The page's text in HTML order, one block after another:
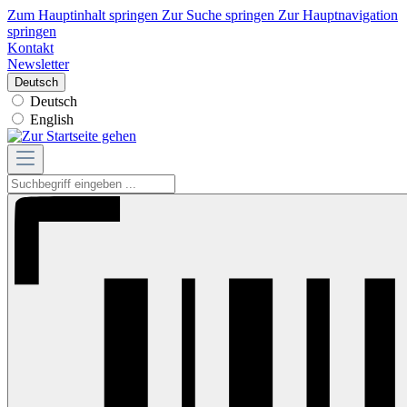
Zum Hauptinhalt springen Zur Suche springen Zur Hauptnavigation
springen
Kontakt
Newsletter
Deutsch
Deutsch
English